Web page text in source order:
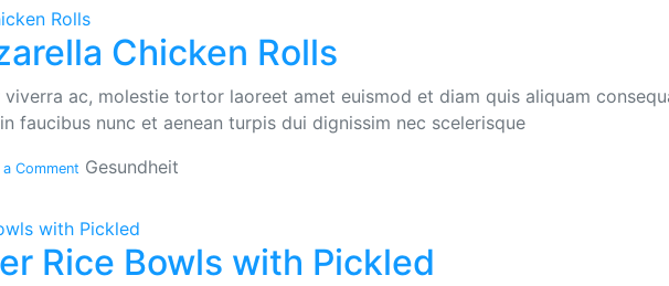
Chicken Rolls
ac, molestie tortor laoreet amet euismod et diam quis aliquam
faucibus nunc et aenean turpis dui dignissim nec scelerisque
Comment Gesundheit
Rice Bowls with Pickled